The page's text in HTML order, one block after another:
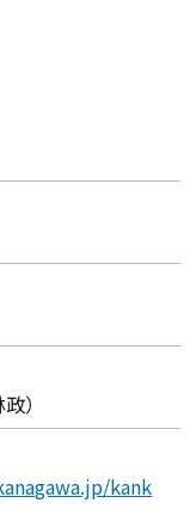
）
kank